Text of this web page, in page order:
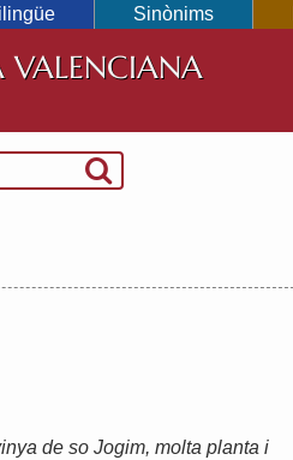
Sinònims
VALENCIANA
de so Jogim, molta planta i